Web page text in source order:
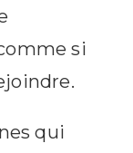
si
qui